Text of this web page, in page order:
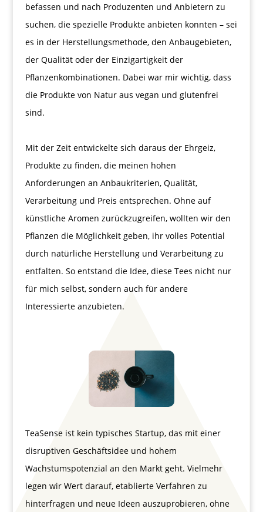
befassen und nach Produzenten und Anbietern zu
suchen, die spezielle Produkte anbieten konnten – sei
es in der Herstellungsmethode, den Anbaugebieten,
der Qualität oder der Einzigartigkeit der
Pflanzenkombinationen. Dabei war mir wichtig, dass
die Produkte von Natur aus vegan und glutenfrei
sind.
Mit der Zeit entwickelte sich daraus der Ehrgeiz,
Produkte zu finden, die meinen hohen
Anforderungen an Anbaukriterien, Qualität,
Verarbeitung und Preis entsprechen. Ohne auf
künstliche Aromen zurückzugreifen, wollten wir den
Pflanzen die Möglichkeit geben, ihr volles Potential
durch natürliche Herstellung und Verarbeitung zu
entfalten. So entstand die Idee, diese Tees nicht nur
für mich selbst, sondern auch für andere
Interessierte anzubieten.
TeaSense ist kein typisches Startup, das mit einer
disruptiven Geschäftsidee und hohem
Wachstumspotenzial an den Markt geht. Vielmehr
legen wir Wert darauf, etablierte Verfahren zu
hinterfragen und neue Ideen auszuprobieren, ohne